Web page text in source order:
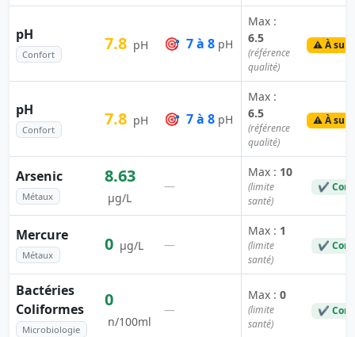
pH
Confort
7.8 pH 🎯 7 à 8 pH
Max :
6.5
(référence
qualité)
⚠️ À
pH
Confort
7.8 pH 🎯 7 à 8 pH
Max :
6.5
(référence
qualité)
⚠️ À
Arsenic
Métaux
8.63
µg/L
—
Max : 10
(limite
santé)
✔
Mercure
Métaux
0 µg/L —
Max : 1
(limite
santé)
✔
Bactéries
Coliformes
Microbiologie
0
n/100ml
—
Max : 0
(limite
santé)
✔